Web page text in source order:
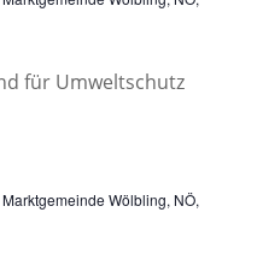
Marktgemeinde Wölbling, NÖ,